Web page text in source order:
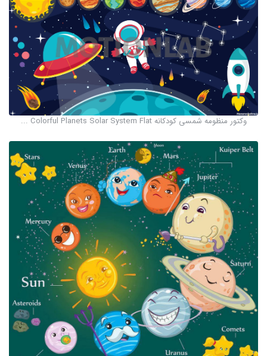
وکتور منظومه شمسی کودکانه Colorful Planets Solar System Flat ...